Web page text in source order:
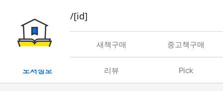
book/rent/[id]
대여 새책구매 중고책구매
도서정보 리뷰 Pick